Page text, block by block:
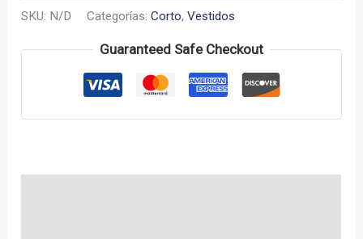
cantidad
SKU: N/D Categorías:Corto,Vestidos
Guaranteed Safe Checkout